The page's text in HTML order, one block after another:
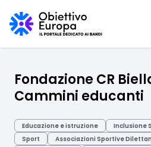
Fondazione CR
Cammini educanti
Educazione e istruzione
Inclusione
Sport
Associazioni Sportive